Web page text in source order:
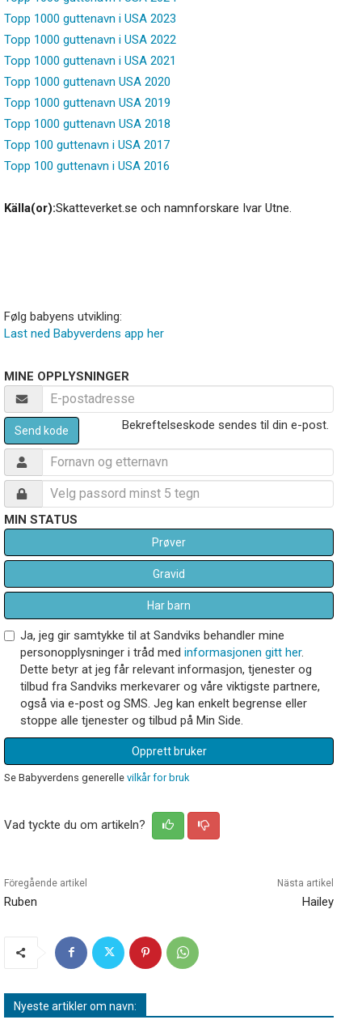
Topp 1000 guttenavn i USA 2023
Topp 1000 guttenavn i USA 2022
Topp 1000 guttenavn i USA 2021
Topp 1000 guttenavn USA 2020
Topp 1000 guttenavn USA 2019
Topp 1000 guttenavn USA 2018
Topp 100 guttenavn i USA 2017
Topp 100 guttenavn i USA 2016
Källa(or):Skatteverket.se och namnforskare Ivar Utne.
Følg babyens utvikling:
Last ned Babyverdens app her
MINE OPPLYSNINGER
Send kode Bekreftelseskode sendes til din e-post.
MIN STATUS
Prøver
Gravid
Har barn
Ja, jeg gir samtykke til at Sandviks behandler mine
personopplysninger i tråd med informasjonen gitt her.
Dette betyr at jeg får relevant informasjon, tjenester og
tilbud fra Sandviks merkevarer og våre viktigste partnere,
også via e-post og SMS. Jeg kan enkelt begrense eller
stoppe alle tjenester og tilbud på Min Side.
Opprett bruker
Se Babyverdens generelle vilkår for bruk
Vad tyckte du om artikeln?
Föregående artikel
Ruben
Nästa artikel
Hailey
Nyeste artikler om navn: